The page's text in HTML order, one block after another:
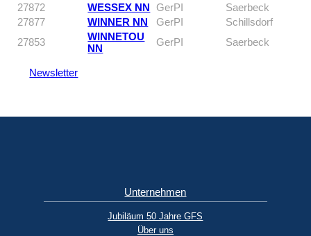
27872
WESSEX NN GerPI
Saerbeck
27877
WINNER NN GerPI
Schillsdorf
27853
WINNETOU
NN
GerPI Saerbeck
Newsletter
Unternehmen
Jubiläum 50 Jahre GFS
Über uns